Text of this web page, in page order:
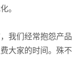
。
我们经常抱怨产品
大家的时间。殊不